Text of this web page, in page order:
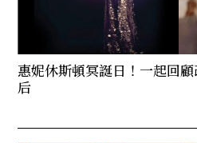
惠妮休斯頓冥誕日！一起回
后